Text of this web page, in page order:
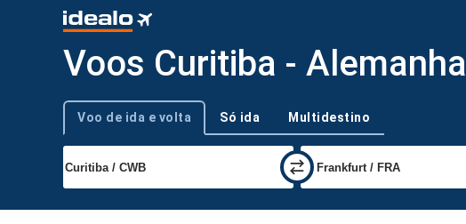
Voos Curitiba - Alemanha
Tipo de viagem
Voo de ida e volta Só ida Multidestino